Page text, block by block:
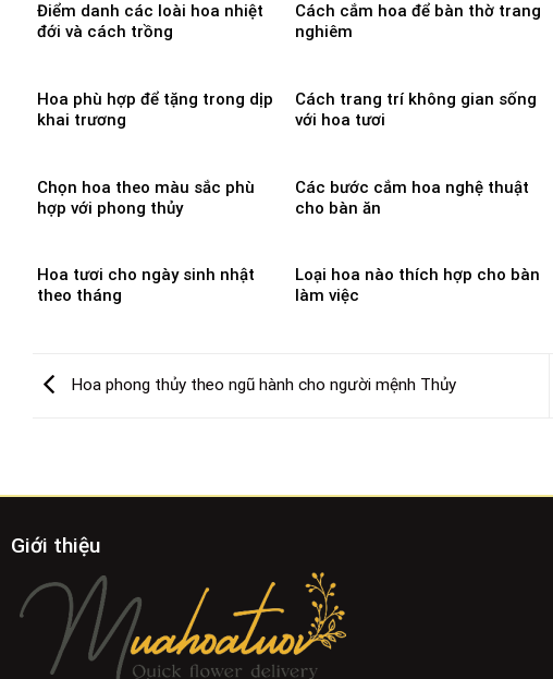
Điểm danh các loài hoa nhiệt
đới và cách trồng
Cách cắm hoa để bàn thờ trang
nghiêm
Hoa phù hợp để tặng trong dịp
khai trương
Cách trang trí không gian sống
với hoa tươi
Chọn hoa theo màu sắc phù
hợp với phong thủy
Các bước cắm hoa nghệ thuật
cho bàn ăn
Hoa tươi cho ngày sinh nhật
theo tháng
Loại hoa nào thích hợp cho bàn
làm việc
Hoa phong thủy theo ngũ hành cho người mệnh Thủy
Giới thiệu